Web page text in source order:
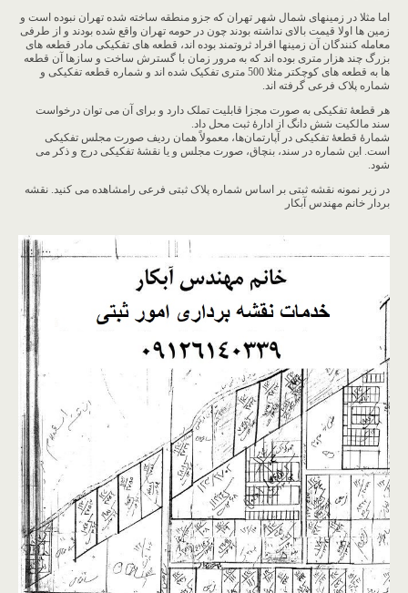
اما مثلا در زمینهای شمال شهر تهران که جزو منطقه ساخته شده تهران نبوده است و
زمین ها اولا قیمت بالای نداشته بودند چون در حومه تهران واقع شده بودند و از طرفی
معامله کنندگان آن زمینها افراد ثروتمند بوده اند، قطعه های تفکیکی مادر قطعه های
بزرگ چند هزار متری بوده اند که به مرور زمان با گسترش ساخت و سازها آن قطعه
ها به قطعه های کوچکتر مثلا 500 متری تفکیک شده اند و شماره قطعه تفکیکی و
شماره پلاک فرعی گرفته اند.
هر قطعۀ تفکیکی به صورت مجزا قابلیت تملک دارد و برای آن می توان درخواست
سند مالکیت شش دانگ از ادارۀ ثبت محل داد.
شمارۀ قطعۀ تفکیکی در آپارتمان‌ها، معمولاً همان ردیف صورت مجلس تفکیکی
است. این شماره در سند، بنچاق، صورت مجلس و یا نقشۀ تفکیکی درج و ذکر می
شود.
در زیر نمونه نقشه ثبتی بر اساس شماره پلاک ثبتی فرعی رامشاهده می کنید. نقشه
بردار خانم مهندس آبکار